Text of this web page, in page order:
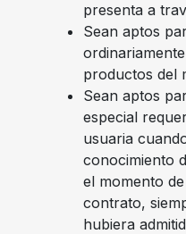
presenta a
Sean aptos
productos del
Sean aptos
especial
usuaria
conocimiento
el momento
contrato,
hubiera